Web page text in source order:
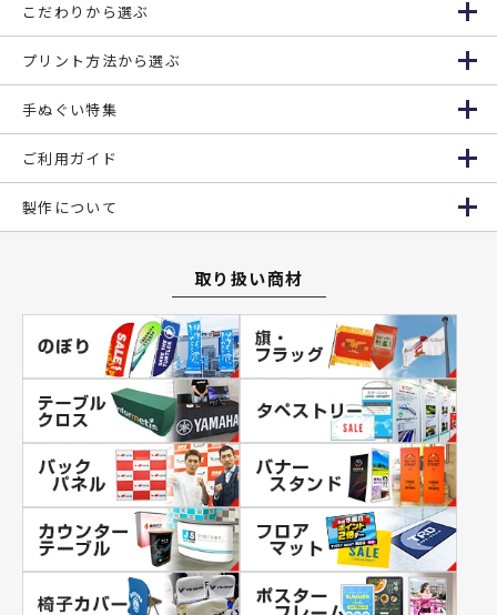
こだわりから選ぶ
プリント方法から選ぶ
手ぬぐい特集
ご利用ガイド
製作について
取り扱い商材